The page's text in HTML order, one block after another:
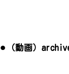
⚫︎（動画）